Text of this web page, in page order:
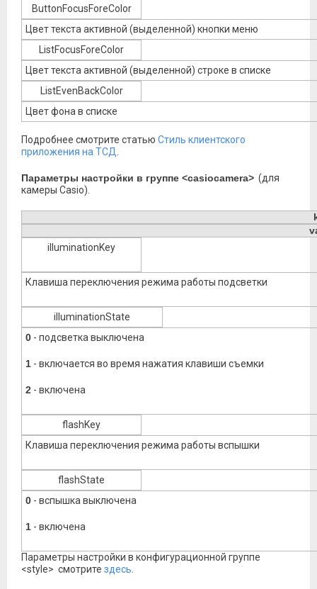
ButtonFocusForeColor
Цвет текста активной (выделенной) кнопки меню
ListFocusForeColor
Цвет текста активной (выделенной) строке в списке
ListEvenBackColor
Цвет фона в списке
Подробнее смотрите статью Стиль клиентского
приложения на ТСД
Параметры настройки в группе <casiocamera> (для
камеры Casio).
illuminationKey
Клавиша переключения режима работы подсветки
illuminationState
0 - подсветка выключена
1 - включается во время нажатия клавиши съемки
2 - включена
flashKey
Клавиша переключения режима работы вспышки
flashState
0 - вспышка выключена
1 - включена
Параметры настройки в конфигурационной группе
<style> смотрите здесь